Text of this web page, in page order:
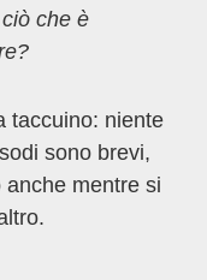
che è
taccuino: niente
sono brevi,
mentre si